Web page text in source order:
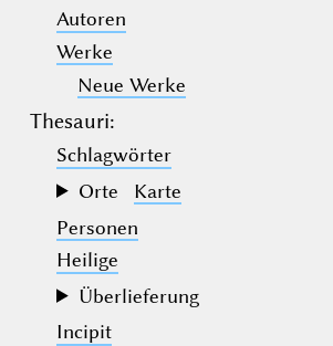
(der Unterstrich) ist Platzhalter für
genau ein Zeichen.
(das Prozentzeichen) ist Platzhalter
für kein, ein oder mehr als ein
Zeichen.
Autoren
Werke
Neue Werke
Thesauri:
Schlagwörter
Orte
Karte
Personen
Heilige
Überlieferung
Incipit